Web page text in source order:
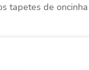
tapetes de